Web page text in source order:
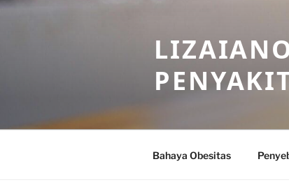
Skip
Bahaya Obesitas